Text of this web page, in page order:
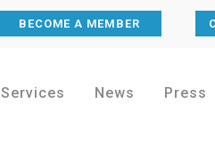
BECOME A MEMBER
Services News Press